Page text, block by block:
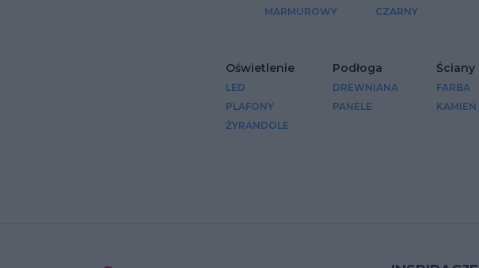
MARMUROWY
CZARNY
Oświetlenie
LED
PLAFONY
ŻYRANDOLE
Podłoga
DREWNIANA
PANELE
Ściany
FARBA
KAMIEŃ